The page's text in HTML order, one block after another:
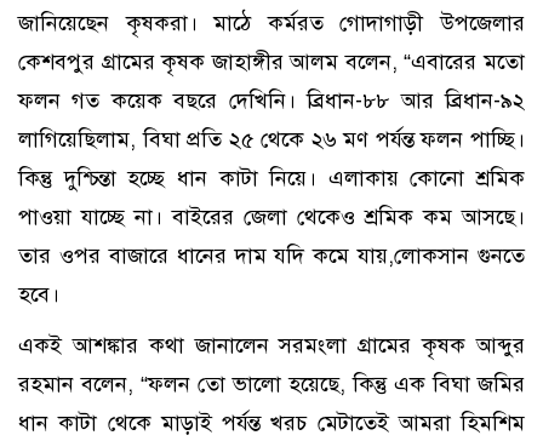
জানিয়েছেন কৃষকরা। মাঠে কর্মরত গোদাগাড়ী উপজেলার
কেশবপুর গ্রামের কৃষক জাহাঙ্গীর আলম বলেন, “এবারের মতো
ফলন গত কয়েক বছরে দেখিনি। ব্রিধান-৮৮ আর ব্রিধান-৯২
লাগিয়েছিলাম, বিঘা প্রতি ২৫ থেকে ২৬ মণ পর্যন্ত ফলন পাচ্ছি।
কিন্তু দুশ্চিন্তা হচ্ছে ধান কাটা নিয়ে। এলাকায় কোনো শ্রমিক
পাওয়া যাচ্ছে না। বাইরের জেলা থেকেও শ্রমিক কম আসছে।
তার ওপর বাজারে ধানের দাম যদি কমে যায়,লোকসান গুনতে
হবে।
একই আশঙ্কার কথা জানালেন সরমংলা গ্রামের কৃষক আব্দুর
রহমান বলেন, “ফলন তো ভালো হয়েছে, কিন্তু এক বিঘা জমির
ধান কাটা থেকে মাড়াই পর্যন্ত খরচ মেটাতেই আমরা হিমশিম